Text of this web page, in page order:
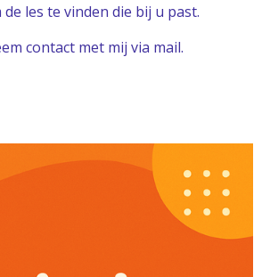
les te vinden die bij u past.
contact met mij via mail.